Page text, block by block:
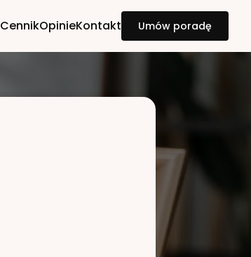
CennikOpinieKontakt Umów poradę